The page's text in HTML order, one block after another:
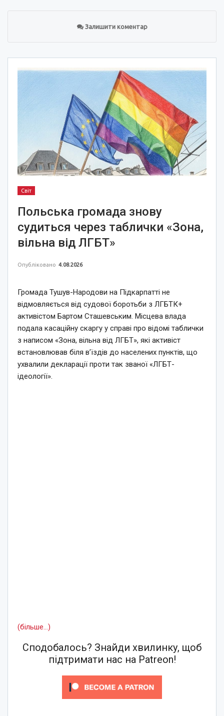
Залишити коментар
Світ
Польська громада знову
судиться через таблички «Зона,
вільна від ЛГБТ»
Опубліковано 4.08.2026
Громада Тушув-Народови на Підкарпатті не
відмовляється від судової боротьби з ЛГБТК+
активістом Бартом Сташевським. Місцева влада
подала касаційну скаргу у справі про відомі таблички
з написом «Зона, вільна від ЛГБТ», які активіст
встановлював біля в’їздів до населених пунктів, що
ухвалили декларації проти так званої «ЛГБТ-
ідеології».
(більше…)
Сподобалось? Знайди хвилинку, щоб
підтримати нас на Patreon!